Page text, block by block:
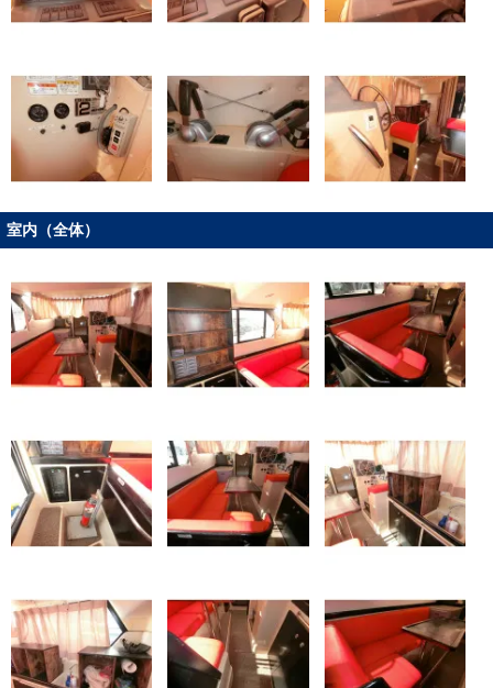
室内（全体）